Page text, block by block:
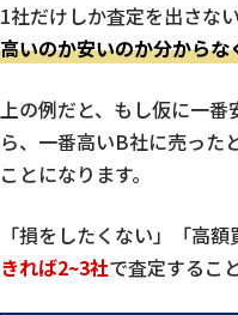
1社だけしか査定を出さな
高いのか安いのか分からな
上の例だと、もし仮に一番
ら、一番高いB社に売った
ことになります。
「損をしたくない」「高
きれば2~3社で査定するこ